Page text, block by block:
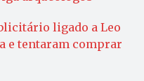
ligado a Leo
e tentaram comprar